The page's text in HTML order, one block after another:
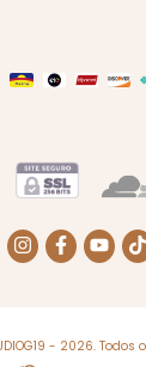
- 2026.